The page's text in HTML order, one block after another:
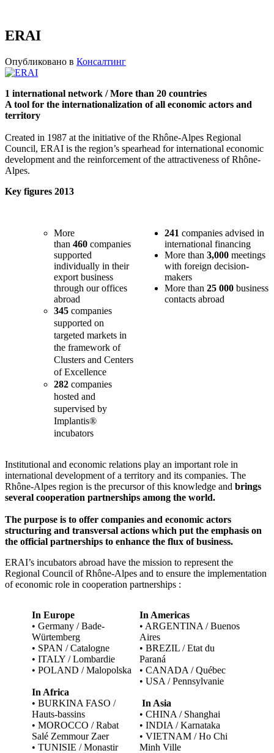
ERAI
Опубликовано в Консалтинг
1 international network / More than 20 countries
A tool for the internationalization of all economic actors and
territory
Created in 1987 at the initiative of the Rhône-Alpes Regional
Council, ERAI is the region’s spearhead for international economic
development and the reinforcement of the attractiveness of Rhône-
Alpes.
Key figures 2013
More
than 460 companies
supported
individually in their
export business
through our offices
abroad
345 companies
supported on
targeted markets in
the framework of
Clusters and Centers
of Excellence
282 companies
hosted and
supervised by
Implantis®
incubators
241 companies advised in
international financing
More than 3,000 meetings
with foreign decision-
makers
More than 25 000 business
contacts abroad
Institutional and economic relations play an important role in
international development of a territory and its companies. The
Rhône-Alpes region is the precursor of this knowledge and brings
several cooperation partnerships among the world.
The purpose is to offer companies and economic actors
structuring and transversal actions which put the emphasis on
the official partnerships to enhance the flux of business.
ERAI’s incubators abroad have the mission to represent the
Regional Council of Rhône-Alpes and to ensure the implementation
of economic role in cooperation partnerships :
In Europe
• Germany / Bade-
Würtemberg
• SPAN / Catalogne
• ITALY / Lombardie
• POLAND / Malopolska
In Africa
• BURKINA FASO /
Hauts-bassins
• MOROCCO / Rabat
Salé Zemmour Zaer
• TUNISIE / Monastir
In Americas
• ARGENTINA / Buenos
Aires
• BREZIL / Etat du
Paraná
• CANADA / Québec
• USA / Pennsylvanie
In Asia
• CHINA / Shanghai
• INDIA / Karnataka
• VIETNAM / Ho Chi
Minh Ville